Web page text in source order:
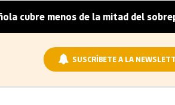
cubre menos de la mitad del
SUSCRÍBETE A LA